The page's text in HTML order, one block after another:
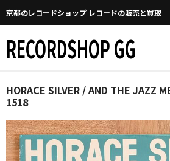
京都のレコードショップ レコードの販売と買取
RECORDSHOP GG
Home
GGについて
HORACE SILVER / AND THE JAZZ
1518